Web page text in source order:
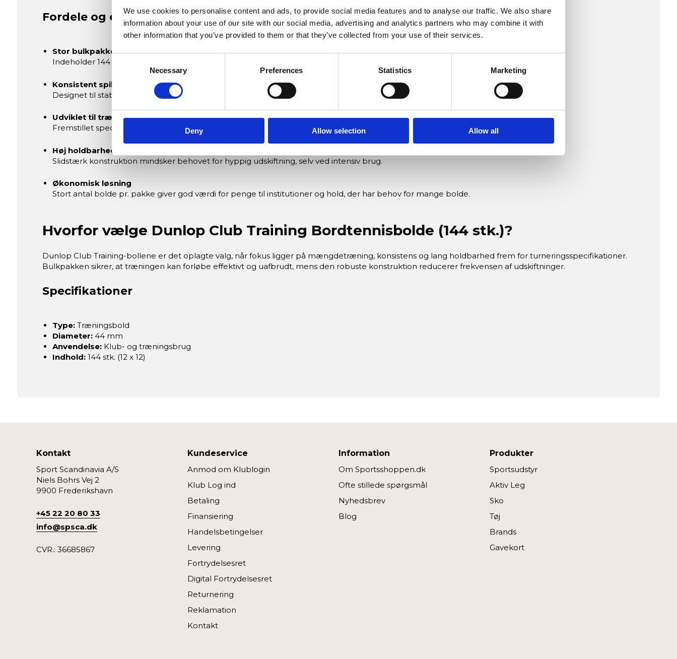
We use cookies to personalise content and ads, to provide social media features and to analyse our traffic. We also share
information about your use of our site with our social media, advertising and analytics partners who may combine it with
other information that you’ve provided to them or that they’ve collected from your use of their services.
Necessary Preferences Statistics Marketing
Deny Allow selection Allow all
Fordele og egenskaber
Stor bulkpakke
Indeholder 144 bolde fordelt i praktiske enheder, så træningen kan foregå uden hyppige pauser for genopfyldning.
Konsistent spilbarhed
Designet til stabilt opspring og forudsigelig bane, hvilket understøtter teknisk træning og gentagelsesøvelser.
Udviklet til træningsbrug
Fremstillet specifikt til daglig brug i klub- og skolemiljøer, hvor bolde bruges mange gange dagligt.
Høj holdbarhed
Slidstærk konstruktion mindsker behovet for hyppig udskiftning, selv ved intensiv brug.
Økonomisk løsning
Stort antal bolde pr. pakke giver god værdi for penge til institutioner og hold, der har behov for mange bolde.
Hvorfor vælge Dunlop Club Training Bordtennisbolde (144 stk.)?
Dunlop Club Training-bollene er det oplagte valg, når fokus ligger på mængdetræning, konsistens og lang holdbarhed frem for turneringsspecifikationer.
Bulkpakken sikrer, at træningen kan forløbe effektivt og uafbrudt, mens den robuste konstruktion reducerer frekvensen af udskiftninger.
Specifikationer
Type:Træningsbold
Diameter:44 mm
Anvendelse:Klub- og træningsbrug
Indhold:144 stk. (12 x 12)
Kontakt
Sport Scandinavia A/S
Niels Bohrs Vej 2
9900 Frederikshavn
+45 22 20 80 33
info@spsca.dk
CVR.: 36685867
Kundeservice
Anmod om Klublogin
Klub Log ind
Betaling
Finansiering
Handelsbetingelser
Levering
Fortrydelsesret
Digital Fortrydelsesret
Returnering
Reklamation
Kontakt
Information
Om Sportsshoppen.dk
Ofte stillede spørgsmål
Nyhedsbrev
Blog
Produkter
Sportsudstyr
Aktiv Leg
Sko
Tøj
Brands
Gavekort